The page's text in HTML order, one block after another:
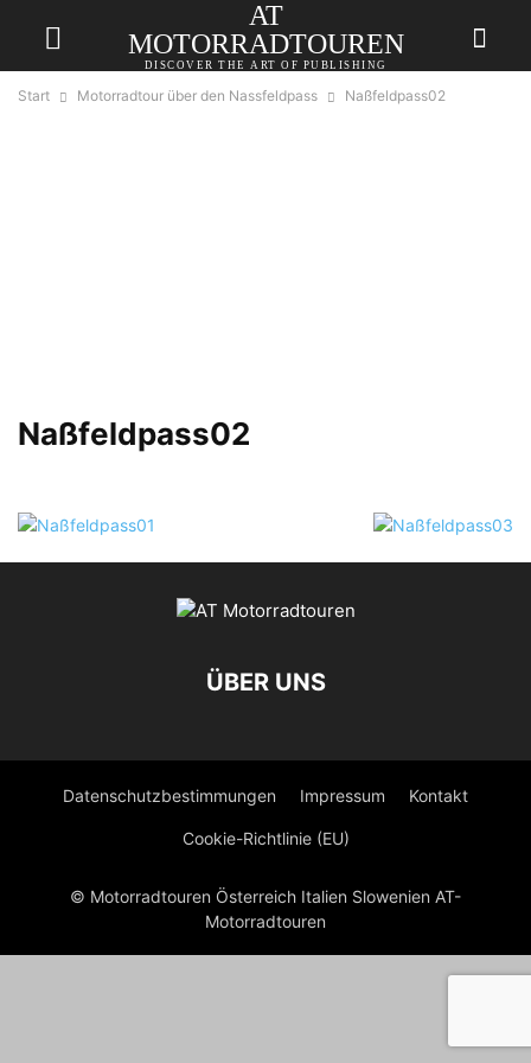
AT
MOTORRADTOUREN
DISCOVER THE ART OF PUBLISHING
Start Motorradtour über den Nassfeldpass Naßfeldpass02
Naßfeldpass02
ÜBER UNS
Datenschutzbestimmungen Impressum Kontakt
Cookie-Richtlinie (EU)
© Motorradtouren Österreich Italien Slowenien AT-
Motorradtouren